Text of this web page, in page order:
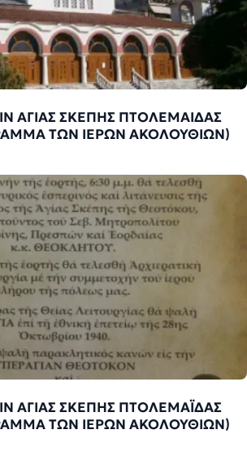
ΑΓΙΑΣ ΣΚΕΠΗΣ ΠΤΟΛΕΜΑΙΔΑΣ
ΤΩΝ ΙΕΡΩΝ ΑΚΟΛΟΥΘΙΩΝ)
ΑΓΙΑΣ ΣΚΕΠΗΣ ΠΤΟΛΕΜΑΪΔΑΣ
ΤΩΝ ΙΕΡΩΝ ΑΚΟΛΟΥΘΙΩΝ)